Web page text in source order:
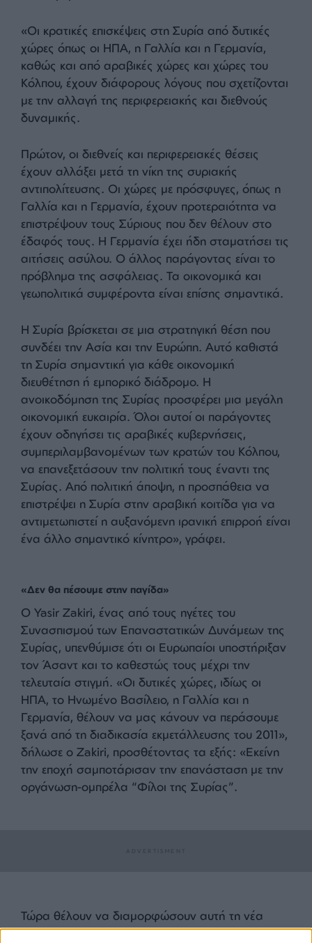
Το τουρκικό αναφέρει την αναφέρει ότι οι δυτικές
χώρες,
«οι οποίες είχαν κλείσει τις πόρτες τους
στους πρόσφυγες κατά τη διάρκεια του πολυετούς
εμφυλίου πολέμου στη Συρία, έσπευσαν στη
Δαμασκό για αποκόμιση κερδών μετά την πτώση
του καθεστώτος Assad»
τελευταίοι επισκέπτες στη Συρία ήταν από τη
Γερμανία και τη Γαλλία. Η Υπουργός Εξωτερικών
της Γερμανίας Annalena Baerbock και ο Γάλλος
ομόλογός της Jean-Noel Barrot επισκέφθηκαν τη
Συρία και προσπάθησαν να έρθουν πιο κοντά στη
νέα κυβέρνηση.
«Οι κρατικές επισκέψεις στη Συρία από δυτικές
χώρες όπως οι ΗΠΑ, η Γαλλία και η Γερμανία,
καθώς και από αραβικές χώρες και χώρες του
Κόλπου, έχουν διάφορους λόγους που σχετίζονται
με την αλλαγή της περιφερειακής και διεθνούς
δυναμικής.
Πρώτον, οι διεθνείς και περιφερειακές θέσεις
έχουν αλλάξει μετά τη νίκη της συριακής
αντιπολίτευσης. Οι χώρες με πρόσφυγες, όπως η
Γαλλία και η Γερμανία, έχουν προτεραιότητα να
επιστρέψουν τους Σύριους που δεν θέλουν στο
έδαφός τους. Η Γερμανία έχει ήδη σταματήσει τις
αιτήσεις ασύλου. Ο άλλος παράγοντας είναι το
πρόβλημα της ασφάλειας. Τα οικονομικά και
γεωπολιτικά συμφέροντα είναι επίσης σημαντικά.
συνδέει την Ασία και την Ευρώπη. Αυτό καθιστά
τη Συρία σημαντική για κάθε οικονομική
διευθέτηση ή εμπορικό διάδρομο. Η
ανοικοδόμηση της Συρίας προσφέρει μια μεγάλη
οικονομική ευκαιρία. Όλοι αυτοί οι παράγοντες
έχουν οδηγήσει τις αραβικές κυβερνήσεις,
συμπεριλαμβανομένων των κρατών του Κόλπου,
να επανεξετάσουν την πολιτική τους έναντι της
Συρίας. Από πολιτική άποψη, η προσπάθεια να
επιστρέψει η Συρία στην αραβική κοιτίδα για να
αντιμετωπιστεί η αυξανόμενη ιρανική επιρροή είναι
ένα άλλο σημαντικό κίνητρο», γράφει.
Ο Yasir Zakiri, ένας από τους ηγέτες του
τελευταία στιγμή. «Οι δυτικές χώρες, ιδίως οι